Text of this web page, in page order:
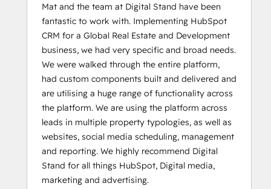
Mat and the team at Digital Stand have been
fantastic to work with. Implementing HubSpot
CRM for a Global Real Estate and Development
business, we had very specific and broad needs.
We were walked through the entire platform,
had custom components built and delivered and
are utilising a huge range of functionality across
the platform. We are using the platform across
leads in multiple property typologies, as well as
websites, social media scheduling, management
and reporting. We highly recommend Digital
Stand for all things HubSpot, Digital media,
marketing and advertising.